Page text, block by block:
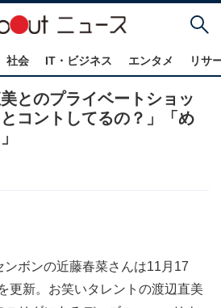
社会 IT・ビジネス エンタメ リサ
とのプライベートショッ
コントしてるの？」「め
ボンの近藤春菜さんは11月17
更新。お笑いタレントの渡辺直美